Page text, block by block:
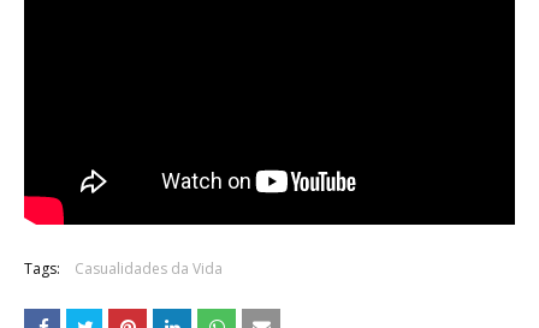
Tags: Casualidades da Vida